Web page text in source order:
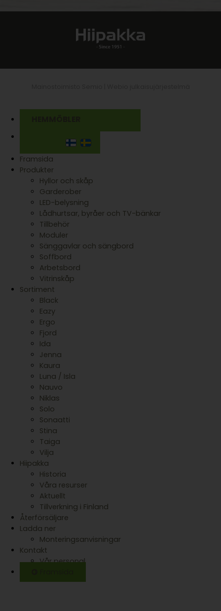
Framsida
Produkter
Hyllor och skåp
Garderober
LED-belysning
Lådhurtsar, byråer och TV-bänkar
Tillbehör
Moduler
Sänggavlar och sängbord
Soffbord
Arbetsbord
Vitrinskåp
Sortiment
Black
Eazy
Ergo
Fjord
Ida
Jenna
Kaura
Luna / Isla
Nauvo
Niklas
Solo
Sonaatti
Stina
Taiga
Vilja
Hiipakka
Historia
Våra resurser
Aktuellt
Tillverkning i Finland
Återförsäljare
Ladda ner
Monteringsanvisningar
Kontakt
Vår personal